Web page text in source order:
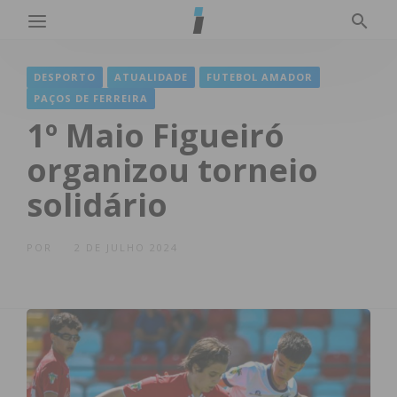
DESPORTO ATUALIDADE
FUTEBOL AMADOR
PAÇOS DE FERREIRA
1º Maio Figueiró
organizou torneio
solidário
2 DE JULHO 2024